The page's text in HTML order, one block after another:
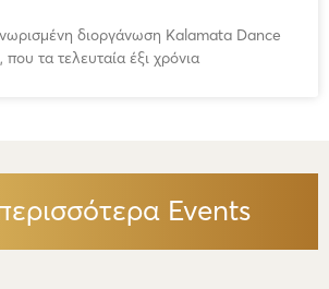
διοργάνωση Kalamata Dance
που τα τελευταία έξι χρόνια
Events